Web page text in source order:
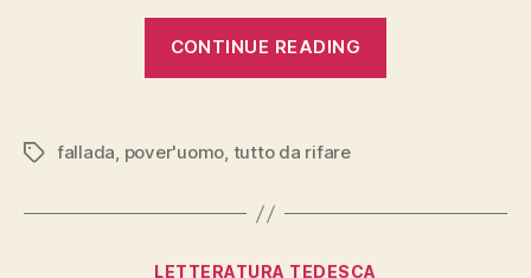
CONTINUE READING
Tagsfallada, pover'uomo, tutto da rifare
Categories
LETTERATURA TEDESCA